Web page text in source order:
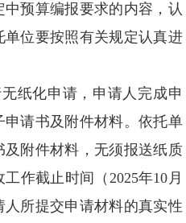
预算编报要求的内容，认
位要按照有关规定认真进
化申请，申请人完成申
请书及附件材料。依托单
附件材料，无须报送纸质
作截止时间（2025年10月
人所提交申请材料的真实性